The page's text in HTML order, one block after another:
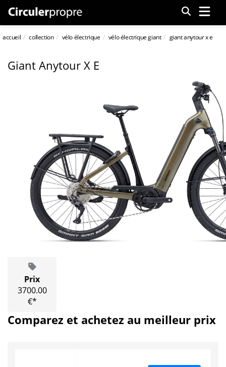
Menu
accueil collection vélo électrique vélo électrique giant giant anytour x e
Giant Anytour X E
Prix
3700.00
€*
Comparez et achetez au meilleur prix